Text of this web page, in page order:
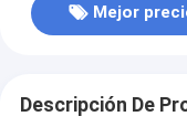
Mejor
Descripción De